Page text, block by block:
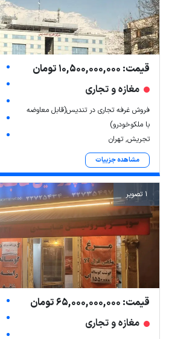
قیمت: 10,500,000,000 تومان
مغازه و تجاری
فروش غرفه تجاری در تندیس(قابل معاوضه
با ملکوخودرو)
تجریش, تهران
مشاهده جزییات
1 تصویر
قیمت: 65,000,000,000 تومان
مغازه و تجاری